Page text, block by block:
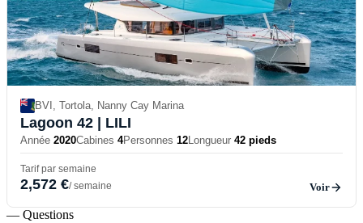
BVI, Tortola, Nanny Cay Marina
Lagoon 42 | LILI
Année 2020Cabines 4Personnes 12Longueur 42 pieds
Tarif par semaine
2,572 €/ semaine Voir
— Questions